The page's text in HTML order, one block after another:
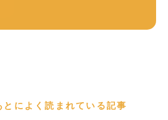
とによく読まれている記事